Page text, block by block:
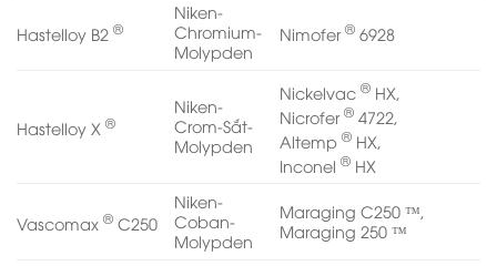
Hastelloy B2 ®
Niken-
Chromium-
Molypden
Nimofer® 6928
Hastelloy X ®
Niken-
Crom-Sắt-
Molypden
Nickelvac® HX,
Nicrofer® 4722,
Altemp® HX,
Inconel® HX
Vascomax ® C250
Niken-
Coban-
Molypden
Maraging C250 ™,
Maraging 250 ™